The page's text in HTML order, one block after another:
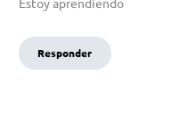
Responder